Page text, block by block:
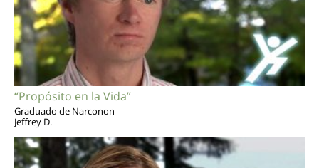
“Propósito en la Vida”
Graduado de Narconon
Jeffrey D.